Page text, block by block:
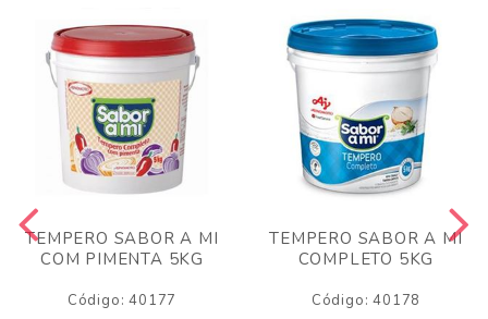
TEMPERO SABOR A MI
COM PIMENTA 5KG
Código: 40177
TEMPERO SABOR A MI
COMPLETO 5KG
Código: 40178